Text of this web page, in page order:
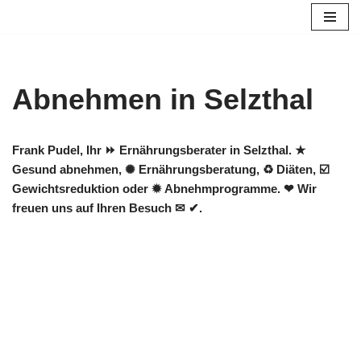
Abnehmen in Selzthal
Frank Pudel, Ihr ⏩ Ernährungsberater in Selzthal. ★
Gesund abnehmen, ✺ Ernährungsberatung, ♻ Diäten, ☑️
Gewichtsreduktion oder ✹ Abnehmprogramme. ❤ Wir
freuen uns auf Ihren Besuch ✉ ✔.